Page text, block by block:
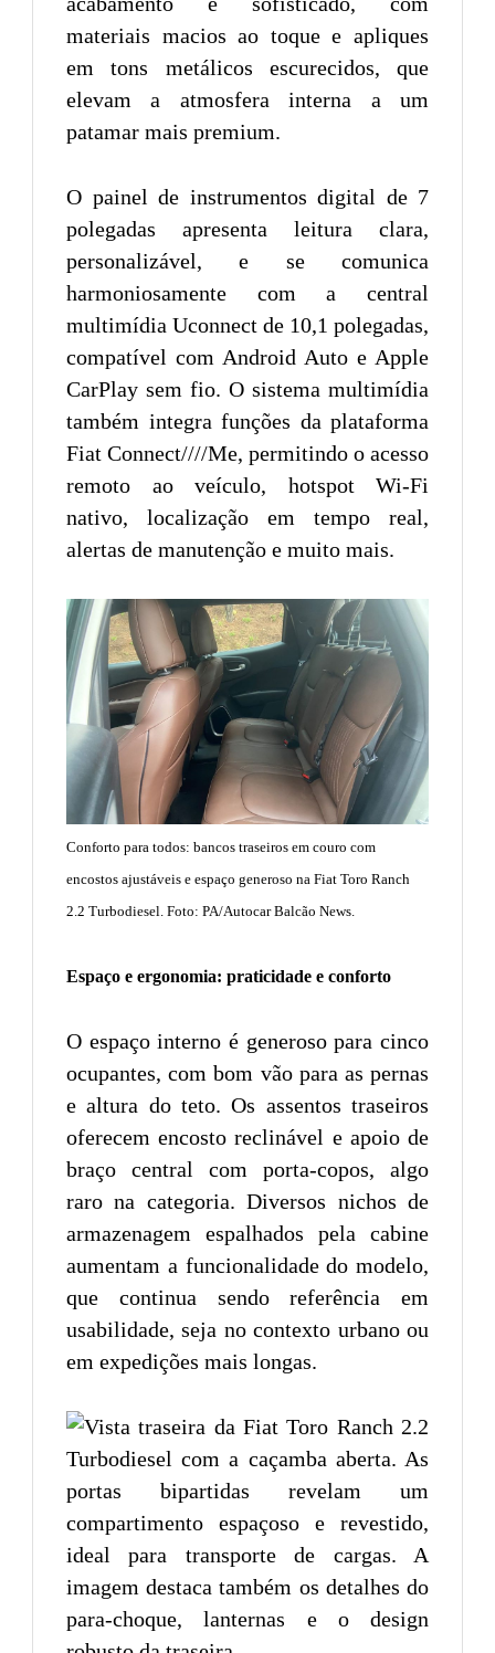
materiais macios ao toque e apliques
em tons metálicos escurecidos, que
elevam a atmosfera interna a um
patamar mais premium.
O painel de instrumentos digital de 7
polegadas apresenta leitura clara,
personalizável, e se comunica
harmoniosamente com a central
multimídia Uconnect de 10,1 polegadas,
compatível com Android Auto e Apple
CarPlay sem fio. O sistema multimídia
também integra funções da plataforma
Fiat Connect////Me, permitindo o acesso
remoto ao veículo, hotspot Wi-Fi
nativo, localização em tempo real,
alertas de manutenção e muito mais.
Conforto para todos: bancos traseiros em couro com
encostos ajustáveis e espaço generoso na Fiat Toro Ranch
2.2 Turbodiesel. Foto: PA/Autocar Balcão News.
Espaço e ergonomia: praticidade e conforto
O espaço interno é generoso para cinco
ocupantes, com bom vão para as pernas
e altura do teto. Os assentos traseiros
oferecem encosto reclinável e apoio de
braço central com porta-copos, algo
raro na categoria. Diversos nichos de
armazenagem espalhados pela cabine
aumentam a funcionalidade do modelo,
que continua sendo referência em
usabilidade, seja no contexto urbano ou
em expedições mais longas.